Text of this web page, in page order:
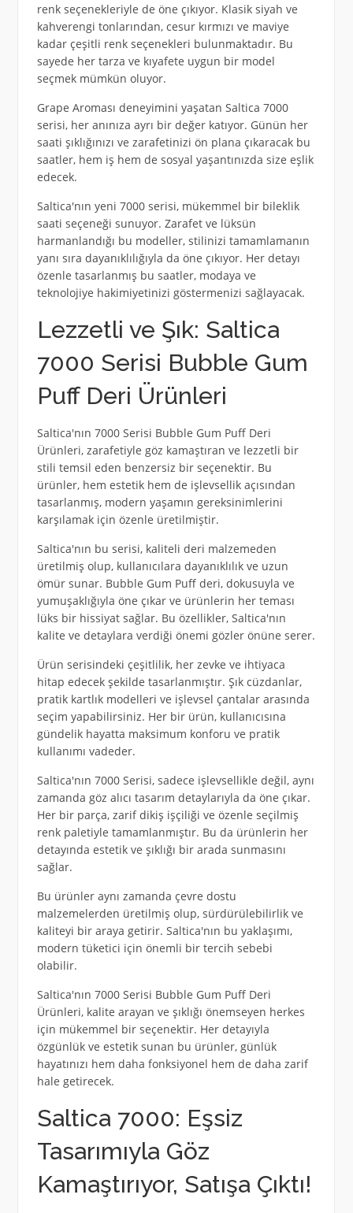
renk seçenekleriyle de öne çıkıyor. Klasik siyah ve
kahverengi tonlarından, cesur kırmızı ve maviye
kadar çeşitli renk seçenekleri bulunmaktadır. Bu
sayede her tarza ve kıyafete uygun bir model
seçmek mümkün oluyor.
Grape Aroması deneyimini yaşatan Saltica 7000
serisi, her anınıza ayrı bir değer katıyor. Günün her
saati şıklığınızı ve zarafetinizi ön plana çıkaracak bu
saatler, hem iş hem de sosyal yaşantınızda size eşlik
edecek.
Saltica'nın yeni 7000 serisi, mükemmel bir bileklik
saati seçeneği sunuyor. Zarafet ve lüksün
harmanlandığı bu modeller, stilinizi tamamlamanın
yanı sıra dayanıklılığıyla da öne çıkıyor. Her detayı
özenle tasarlanmış bu saatler, modaya ve
teknolojiye hakimiyetinizi göstermenizi sağlayacak.
Lezzetli ve Şık: Saltica
7000 Serisi Bubble Gum
Puff Deri Ürünleri
Saltica'nın 7000 Serisi Bubble Gum Puff Deri
Ürünleri, zarafetiyle göz kamaştıran ve lezzetli bir
stili temsil eden benzersiz bir seçenektir. Bu
ürünler, hem estetik hem de işlevsellik açısından
tasarlanmış, modern yaşamın gereksinimlerini
karşılamak için özenle üretilmiştir.
Saltica'nın bu serisi, kaliteli deri malzemeden
üretilmiş olup, kullanıcılara dayanıklılık ve uzun
ömür sunar. Bubble Gum Puff deri, dokusuyla ve
yumuşaklığıyla öne çıkar ve ürünlerin her teması
lüks bir hissiyat sağlar. Bu özellikler, Saltica'nın
kalite ve detaylara verdiği önemi gözler önüne serer.
Ürün serisindeki çeşitlilik, her zevke ve ihtiyaca
hitap edecek şekilde tasarlanmıştır. Şık cüzdanlar,
pratik kartlık modelleri ve işlevsel çantalar arasında
seçim yapabilirsiniz. Her bir ürün, kullanıcısına
gündelik hayatta maksimum konforu ve pratik
kullanımı vadeder.
Saltica'nın 7000 Serisi, sadece işlevsellikle değil, aynı
zamanda göz alıcı tasarım detaylarıyla da öne çıkar.
Her bir parça, zarif dikiş işçiliği ve özenle seçilmiş
renk paletiyle tamamlanmıştır. Bu da ürünlerin her
detayında estetik ve şıklığı bir arada sunmasını
sağlar.
Bu ürünler aynı zamanda çevre dostu
malzemelerden üretilmiş olup, sürdürülebilirlik ve
kaliteyi bir araya getirir. Saltica'nın bu yaklaşımı,
modern tüketici için önemli bir tercih sebebi
olabilir.
Saltica'nın 7000 Serisi Bubble Gum Puff Deri
Ürünleri, kalite arayan ve şıklığı önemseyen herkes
için mükemmel bir seçenektir. Her detayıyla
özgünlük ve estetik sunan bu ürünler, günlük
hayatınızı hem daha fonksiyonel hem de daha zarif
hale getirecek.
Saltica 7000: Eşsiz
Tasarımıyla Göz
Kamaştırıyor, Satışa Çıktı!